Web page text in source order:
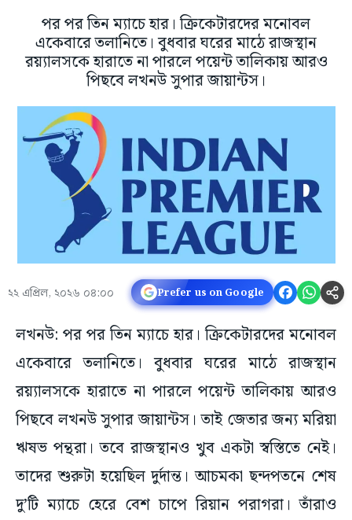
পর পর তিন ম্যাচে হার। ক্রিকেটারদের মনোবল
একেবারে তলানিতে। বুধবার ঘরের মাঠে রাজস্থান
রয়্যালসকে হারাতে না পারলে পয়েন্ট তালিকায় আরও
পিছবে লখনউ সুপার জায়ান্টস।
২২ এপ্রিল, ২০২৬ ০৪:০০ Prefer us on Google
লখনউ: পর পর তিন ম্যাচে হার। ক্রিকেটারদের মনোবল
একেবারে তলানিতে। বুধবার ঘরের মাঠে রাজস্থান
রয়্যালসকে হারাতে না পারলে পয়েন্ট তালিকায় আরও
পিছবে লখনউ সুপার জায়ান্টস। তাই জেতার জন্য মরিয়া
ঋষভ পন্থরা। তবে রাজস্থানও খুব একটা স্বস্তিতে নেই।
তাদের শুরুটা হয়েছিল দুর্দান্ত। আচমকা ছন্দপতনে শেষ
দু’টি ম্যাচে হেরে বেশ চাপে রিয়ান পরাগরা। তাঁরাও